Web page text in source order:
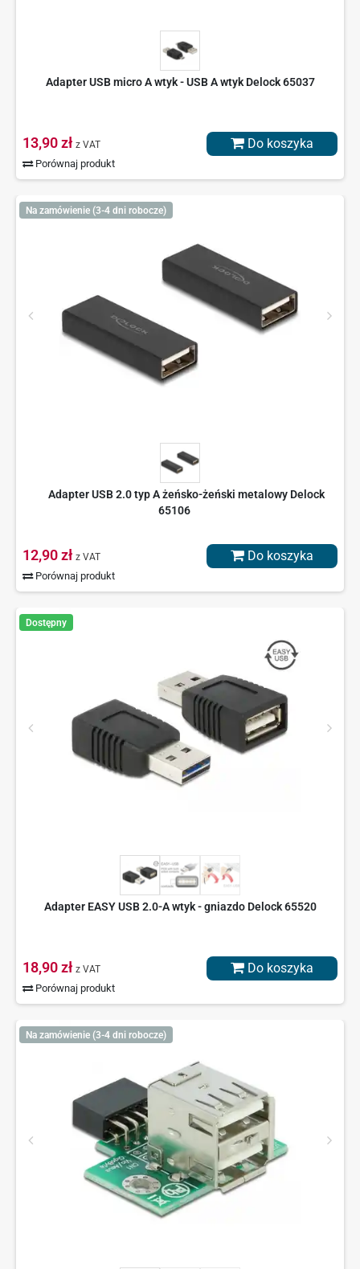
Adapter USB micro A wtyk - USB A wtyk Delock 65037
13,90 zł z VAT
Porównaj produkt
Do koszyka
Na zamówienie (3-4 dni robocze)
Adapter USB 2.0 typ A żeńsko-żeński metalowy Delock
65106
12,90 zł z VAT
Porównaj produkt
Do koszyka
Dostępny
Adapter EASY USB 2.0-A wtyk - gniazdo Delock 65520
18,90 zł z VAT
Porównaj produkt
Do koszyka
Na zamówienie (3-4 dni robocze)